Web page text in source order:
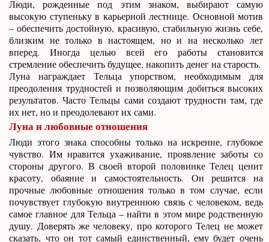
Люди, рожденные под этим знаком, выбирают самую
высокую ступеньку в карьерной лестнице. Основной мотив
– обеспечить достойную, красивую, стабильную жизнь себе,
близким не только в настоящем, но и на несколько лет
вперед. Иногда целью всей его работы становится
стремление обеспечить будущее, накопить денег на старость.
Луна награждает Тельца упорством, необходимым для
преодоления трудностей и позволяющим добиться высоких
результатов. Часто Тельцы сами создают трудности там, где
их нет, но и преодолевают их сами.
Луна и любовные отношения
Люди этого знака способны только на искренне, глубокое
чувство. Им нравится ухаживание, проявление заботы со
стороны другого. В своей второй половинке Телец ценит
красоту, обаяние и самостоятельность. Он решится на
прочные любовные отношения только в том случае, если
почувствует глубокую внутреннюю связь с человеком, ведь
самое главное для Тельца – найти в этом мире родственную
душу. Доверять же человеку, про которого Телец не может
сказать, что он тот самый единственный, ему будет очень